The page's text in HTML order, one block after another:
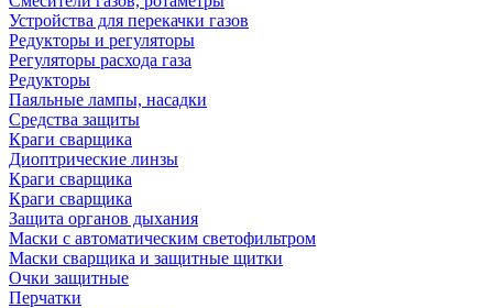
Устройства для перекачки газов
Редукторы и регуляторы
Регуляторы расхода газа
Редукторы
Паяльные лампы, насадки
Средства защиты
Краги сварщика
Диоптрические линзы
Краги сварщика
Краги сварщика
Защита органов дыхания
Маски с автоматическим светофильтром
Маски сварщика и защитные щитки
Очки защитные
Перчатки